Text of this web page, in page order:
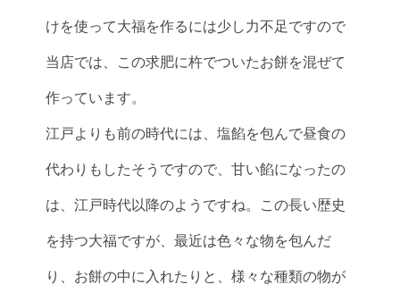
けを使って大福を作るには少し力不足ですので
当店では、この求肥に杵でついたお餅を混ぜて
作っています。
江戸よりも前の時代には、塩餡を包んで昼食の
代わりもしたそうですので、甘い餡になったの
は、江戸時代以降のようですね。この長い歴史
を持つ大福ですが、最近は色々な物を包んだ
り、お餅の中に入れたりと、様々な種類の物が